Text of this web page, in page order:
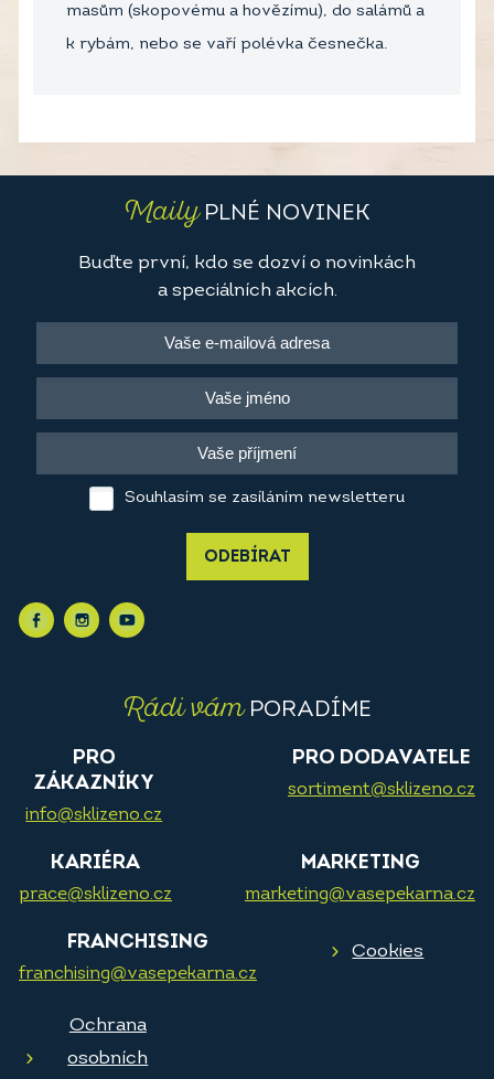
masům (skopovému a hovězímu), do salámů a
k rybám, nebo se vaří polévka česnečka.
MailyPLNÉ NOVINEK
Buďte první, kdo se dozví o novinkách
a speciálních akcích.
Souhlasím se zasíláním newsletteru
ODEBÍRAT
Rádi vámPORADÍME
PRO
ZÁKAZNÍKY
info@sklizeno.cz
PRO DODAVATELE
sortiment@sklizeno.cz
KARIÉRA
prace@sklizeno.cz
MARKETING
marketing@vasepekarna.cz
FRANCHISING
franchising@vasepekarna.cz
Cookies
Ochrana
osobních